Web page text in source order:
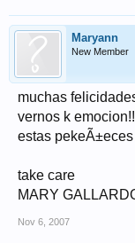
Maryann
New Member
muchas
vernos k
estas
take care
MARY
Nov 6, 2007